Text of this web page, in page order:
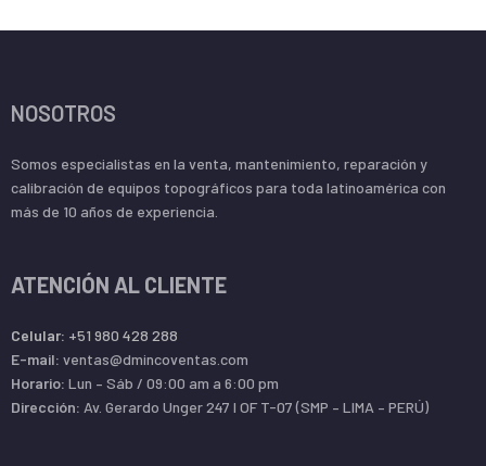
NOSOTROS
Somos especialistas en la venta, mantenimiento, reparación y
calibración de equipos topográficos para toda latinoamérica con
más de 10 años de experiencia.
ATENCIÓN AL CLIENTE
Celular: +51 980 428 288
E-mail: ventas@dmincoventas.com
Horario: Lun – Sáb / 09:00 am a 6:00 pm
Dirección: Av. Gerardo Unger 247 l OF T-07 (SMP – LIMA – PERÚ)